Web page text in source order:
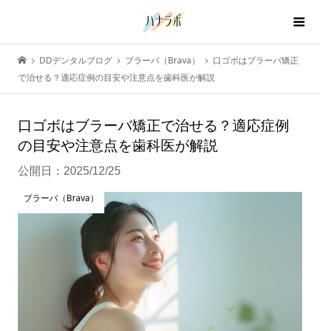
DDデンタルブログ ブラーバ（Brava）
口ゴボはブラーバ矯正
で治せる？適応症例の目安や注意点を歯科医が解説
口ゴボはブラーバ矯正で治せる？適応症例
の目安や注意点を歯科医が解説
公開日： 2025/12/25
ブラーバ（Brava）